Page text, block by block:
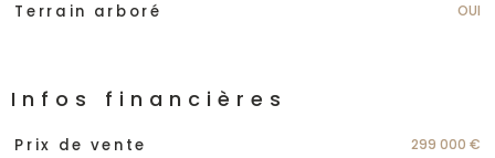
Terrain arboré OUI
Infos financières
Caractéristiques Valeurs
Prix de vente 299 000 €